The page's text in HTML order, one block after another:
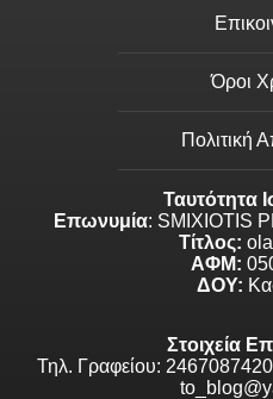
Όροι
Πολιτική
Ταυτότητα
Επωνυμία: SMIXIOTIS
Τίτλος:
ΑΦΜ:
ΔΟΥ:
Στοιχεία
Τηλ. Γραφείου: